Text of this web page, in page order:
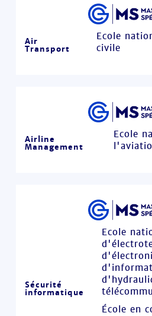
Air
Transport
Ecole
civile
Airline
Management
Ecole
Sécurité
informatique
Ecole
École en